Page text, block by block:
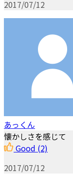
2017/07/12
あっくん
懐かしさを感じて
Good (2)
2017/07/12